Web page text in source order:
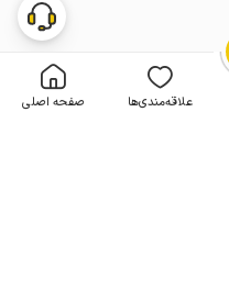
علاقه‌مندی‌ها صفحه اصلی